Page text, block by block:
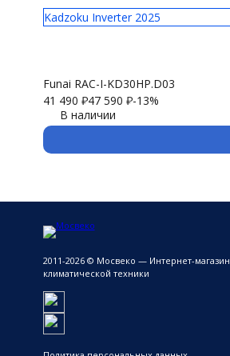
Kadzoku Inverter 2025
Funai RAC-I-KD30HP.D03
41 490 ₽47 590 ₽-13%
В наличии
2011-2026 © Мосвеко — Интернет-магазин
климатической техники